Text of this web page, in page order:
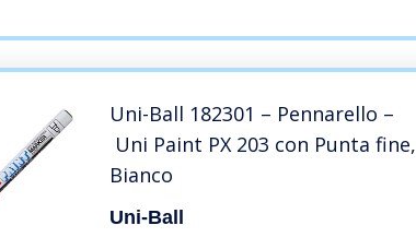
Uni-Ball 182301 – Pennarello –
Uni Paint PX 203 con Punta fine,
Bianco
Uni-Ball